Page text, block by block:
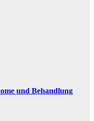
und Behandlung